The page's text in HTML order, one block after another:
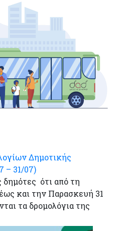
Δημοτικής
– 31/07)
ότι από τη
και την Παρασκευή 31
τα δρομολόγια της